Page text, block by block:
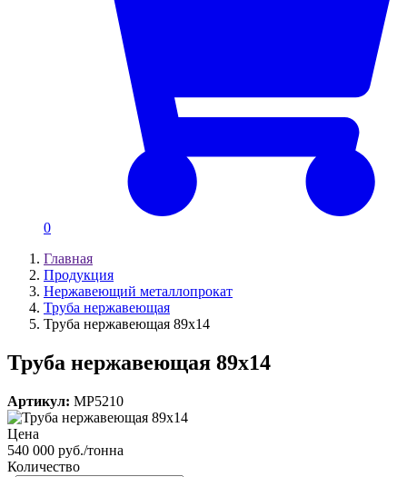
0
Главная
Продукция
Нержавеющий металлопрокат
Труба нержавеющая
Труба нержавеющая 89х14
Труба нержавеющая 89х14
Артикул: MP5210
Цена
540 000 руб./тонна
Количество